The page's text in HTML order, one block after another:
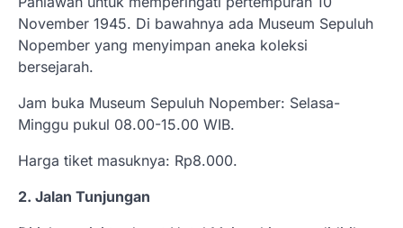
November 1945. Di bawahnya ada Museum Sepuluh
Nopember yang menyimpan aneka koleksi
bersejarah.
Jam buka Museum Sepuluh Nopember: Selasa-
Minggu pukul 08.00-15.00 WIB.
Harga tiket masuknya: Rp8.000.
2. Jalan Tunjungan